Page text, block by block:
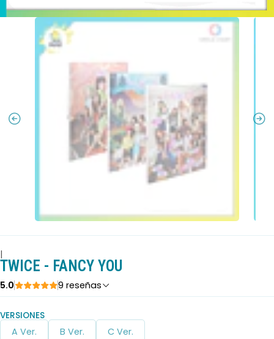
|
TWICE - FANCY YOU
5.0 9 reseñas
VERSIONES
A Ver. B Ver. C Ver.